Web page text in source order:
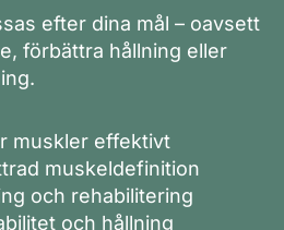
efter dina mål – oavsett
förbättra hållning eller
muskler effektivt
muskeldefinition
och rehabilitering
och hållning